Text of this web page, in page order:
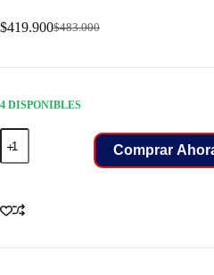
$483.000
Original
was:
$419.900Current
is:
4 DISPONIBLES
225/55/16
LLANT
MARSHAL
04L
Comprar